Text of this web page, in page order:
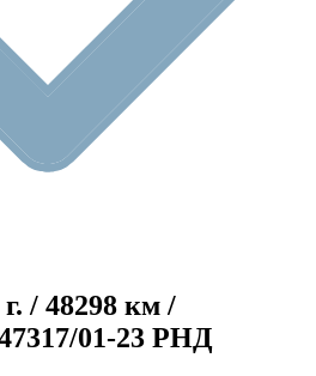
г. / 48298 км /
01-23 РНД